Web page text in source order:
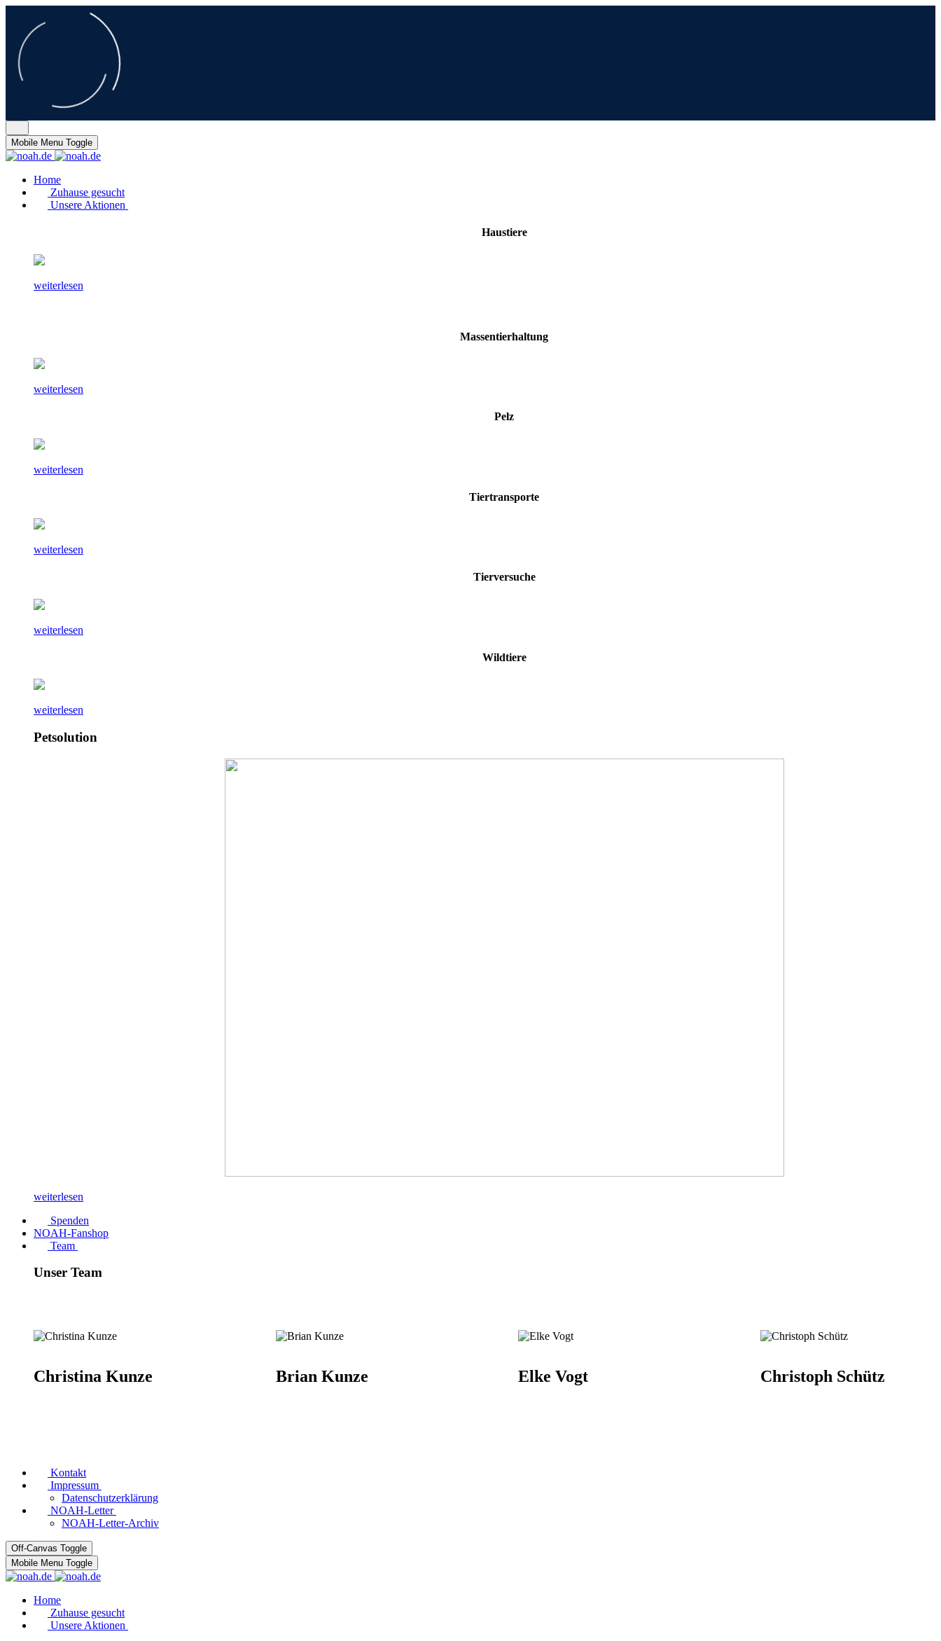
Mobile Menu Toggle
Home
Zuhause gesucht
Unsere Aktionen
Haustiere
weiterlesen
Massentierhaltung
weiterlesen
Pelz
weiterlesen
Tiertransporte
weiterlesen
Tierversuche
weiterlesen
Wildtiere
weiterlesen
Petsolution
weiterlesen
Spenden
NOAH-Fanshop
Team
Unser Team
Christina Kunze Brian Kunze Elke Vogt Christoph Schütz
Kontakt
Impressum
Datenschutzerklärung
NOAH-Letter
NOAH-Letter-Archiv
Off-Canvas Toggle
Mobile Menu Toggle
Home
Zuhause gesucht
Unsere Aktionen